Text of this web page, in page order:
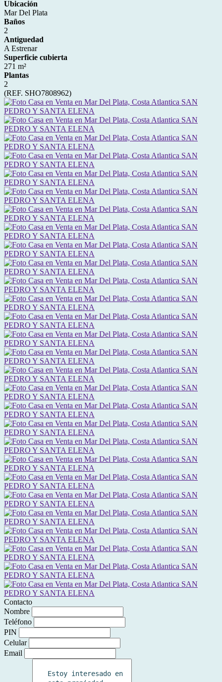
Ubicación
Mar Del Plata
Baños
2
Antiguedad
A Estrenar
Superficie cubierta
271 m²
Plantas
2
(REF. SHO7808962)
Contacto
Nombre
Teléfono
PIN
Celular
Email